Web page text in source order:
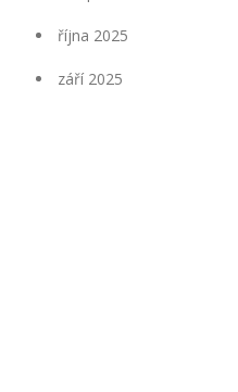
října 2025
září 2025